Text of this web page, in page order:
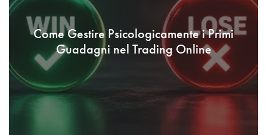
Come Gestire Psicologicamente i Primi
Guadagni nel Trading Online